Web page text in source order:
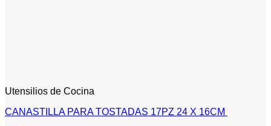
Utensilios de Cocina
CANASTILLA PARA TOSTADAS 17PZ 24 X 16CM